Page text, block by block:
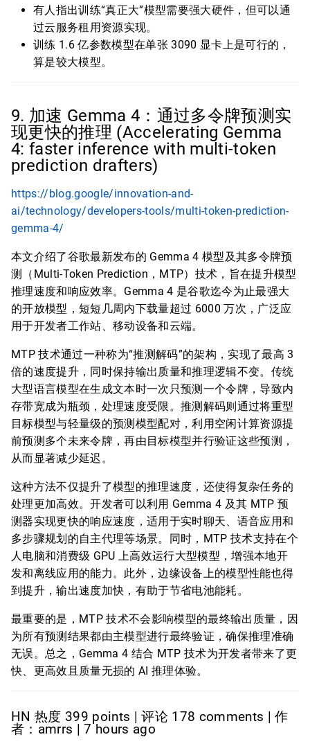
有人指出训练“真正大”模型需要强大硬件，但可以通
过云服务租用资源实现。
训练 1.6 亿参数模型在单张 3090 显卡上是可行的，
算是较大模型。
9. 加速 Gemma 4：通过多令牌预测实
现更快的推理 (Accelerating Gemma
4: faster inference with multi-token
prediction drafters)
https://blog.google/innovation-and-
ai/technology/developers-tools/multi-token-prediction-
gemma-4/
本文介绍了谷歌最新发布的 Gemma 4 模型及其多令牌预
测（Multi-Token Prediction，MTP）技术，旨在提升模型
推理速度和响应效率。Gemma 4 是谷歌迄今为止最强大
的开放模型，短短几周内下载量超过 6000 万次，广泛应
用于开发者工作站、移动设备和云端。
MTP 技术通过一种称为“推测解码”的架构，实现了最高 3
倍的速度提升，同时保持输出质量和推理逻辑不变。传统
大型语言模型在生成文本时一次只预测一个令牌，导致内
存带宽成为瓶颈，处理速度受限。推测解码则通过将重型
目标模型与轻量级的预测模型配对，利用空闲计算资源提
前预测多个未来令牌，再由目标模型并行验证这些预测，
从而显著减少延迟。
这种方法不仅提升了模型的推理速度，还使得复杂任务的
处理更加高效。开发者可以利用 Gemma 4 及其 MTP 预
测器实现更快的响应速度，适用于实时聊天、语音应用和
多步骤规划的自主代理等场景。同时，MTP 技术支持在个
人电脑和消费级 GPU 上高效运行大型模型，增强本地开
发和离线应用的能力。此外，边缘设备上的模型性能也得
到提升，输出速度加快，有助于节省电池能耗。
最重要的是，MTP 技术不会影响模型的最终输出质量，因
为所有预测结果都由主模型进行最终验证，确保推理准确
无误。总之，Gemma 4 结合 MTP 技术为开发者带来了更
快、更高效且质量无损的 AI 推理体验。
HN 热度 399 points | 评论 178 comments | 作
者：amrrs | 7 hours ago